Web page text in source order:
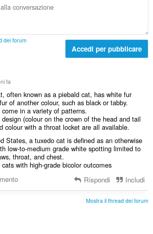
dei forum
Accedi per pubblicare
fa
often known as a piebald cat, has white fur
of another colour, such as black or tabby.
come in a variety of patterns.
design (colour on the crown of the head and tail
colour with a throat locket are all available.
States, a tuxedo cat is defined as an otherwise
low-to-medium grade white spotting limited to
throat, and chest.
with high-grade bicolor outcomes
Rispondi Includi
Mostra il thread dei forum